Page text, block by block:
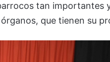
tan importantes
que tienen su